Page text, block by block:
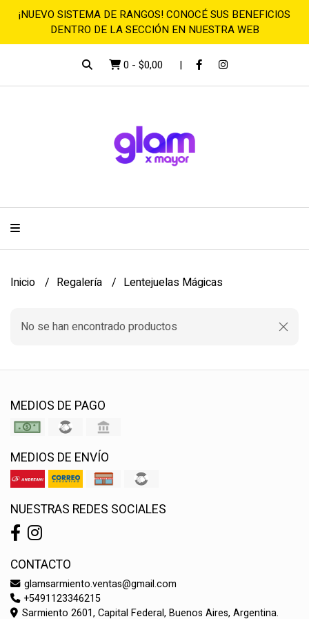
¡NUEVO SISTEMA DE RANGOS! CONOCÉ SUS BENEFICIOS
DENTRO DE LA SECCIÓN EN NUESTRA WEB
0 - $0,00
Inicio Regalería Lentejuelas Mágicas
No se han encontrado productos
MEDIOS DE PAGO
MEDIOS DE ENVÍO
NUESTRAS REDES SOCIALES
CONTACTO
glamsarmiento.ventas@gmail.com
+5491123346215
Sarmiento 2601, Capital Federal, Buenos Aires, Argentina.